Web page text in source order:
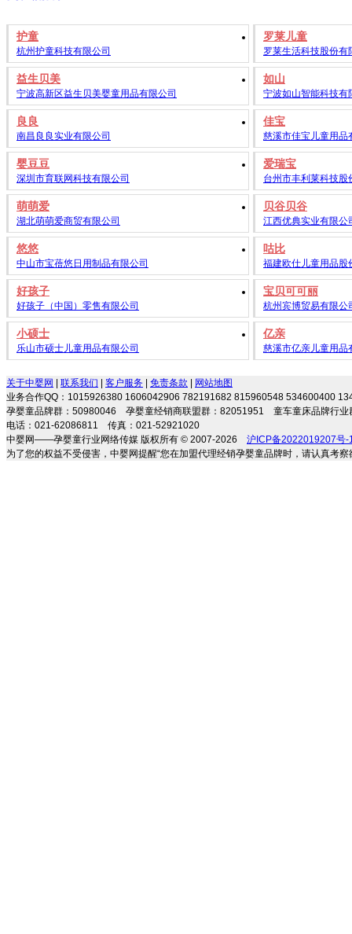
护童
杭州护童科技有限公司
罗莱儿童
罗莱生活科技股份有
益生贝美
宁波高新区益生贝美婴童用品有限公司
如山
宁波如山智能科技有
良良
南昌良良实业有限公司
佳宝
慈溪市佳宝儿童用品
婴豆豆
深圳市育联网科技有限公司
爱瑞宝
台州市丰利莱科技股
萌萌爱
湖北萌萌爱商贸有限公司
贝谷贝谷
江西优典实业有限公
悠悠
中山市宝蓓悠日用制品有限公司
咕比
福建欧仕儿童用品股
好孩子
好孩子（中国）零售有限公司
宝贝可可丽
杭州宾博贸易有限公
小硕士
乐山市硕士儿童用品有限公司
亿亲
慈溪市亿亲儿童用品
关于中婴网 | 联系我们 | 客户服务 | 免责条款 | 网站地图
业务合作QQ：1015926380 1606042906 782191682 815960548 534600400
孕婴童品牌群：50980046 孕婴童经销商联盟群：82051951 童车童床品牌行
电话：021-62086811 传真：021-52921020
中婴网——孕婴童行业网络传媒 版权所有 © 2007-2026 沪ICP备2022019207号-
为了您的权益不受侵害，中婴网提醒“您在加盟代理经销孕婴童品牌时，请认真考